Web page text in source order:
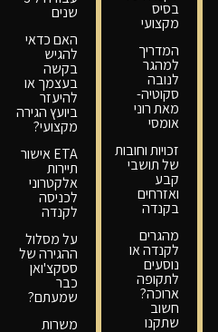
בסיס
מקצועי
המדריך
למהגר
לנובה
סקוטיה-
מאת רוני
אומסי
זכויות וחובות
של תושבי
קבע
ואזרחים
בקנדה
מהגרים
לקנדה או
נוסעים
לתקופה
ארוכה?
חשוב
שתקנו
שנים
האם כדאי
להגיש
בקשה
בעצמך או
להיעזר
ביועץ הגירה
מקצועי?
ETA אישור
תיירות
אלקטרוני
לכניסה
לקנדה
על מסלול
ההגירה של
ססקצ'ואן
כבר
שמעתם?
משרות